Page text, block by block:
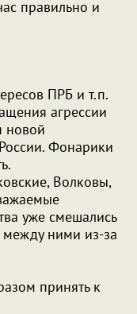
правильно и
ПРБ и т.п.
агрессии
новой
Фонарики
Волковы,
уже смешались
ними из-за
принять к